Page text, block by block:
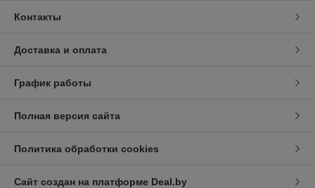
Контакты
Доставка и оплата
График работы
Полная версия сайта
Политика обработки cookies
Сайт создан на платформе Deal.by